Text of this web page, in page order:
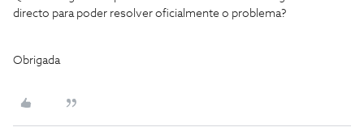
directo para poder resolver oficialmente o problema?
Obrigada